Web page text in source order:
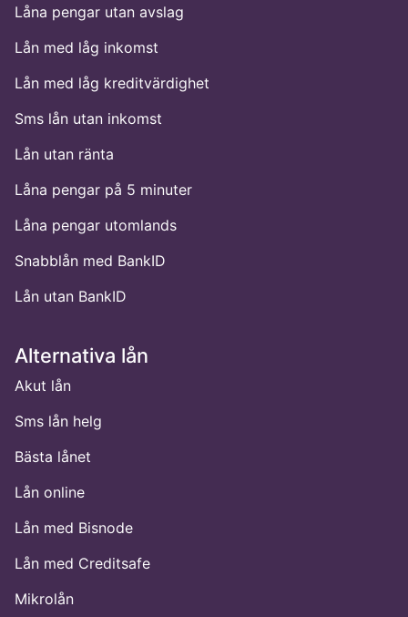
Låna pengar utan avslag
Lån med låg inkomst
Lån med låg kreditvärdighet
Sms lån utan inkomst
Lån utan ränta
Låna pengar på 5 minuter
Låna pengar utomlands
Snabblån med BankID
Lån utan BankID
Alternativa lån
Akut lån
Sms lån helg
Bästa lånet
Lån online
Lån med Bisnode
Lån med Creditsafe
Mikrolån